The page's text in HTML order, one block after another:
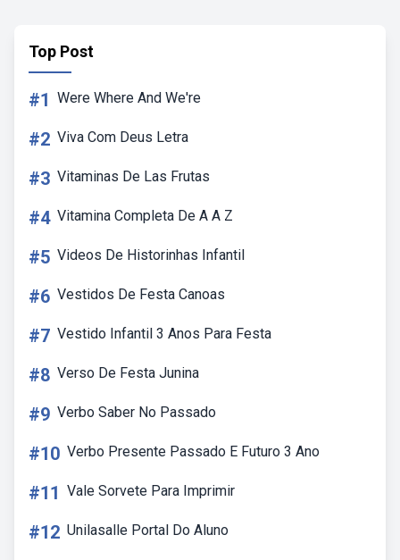
Top Post
#1 Were Where And We're
#2 Viva Com Deus Letra
#3 Vitaminas De Las Frutas
#4 Vitamina Completa De A A Z
#5 Videos De Historinhas Infantil
#6 Vestidos De Festa Canoas
#7 Vestido Infantil 3 Anos Para Festa
#8 Verso De Festa Junina
#9 Verbo Saber No Passado
#10 Verbo Presente Passado E Futuro 3 Ano
#11 Vale Sorvete Para Imprimir
#12 Unilasalle Portal Do Aluno